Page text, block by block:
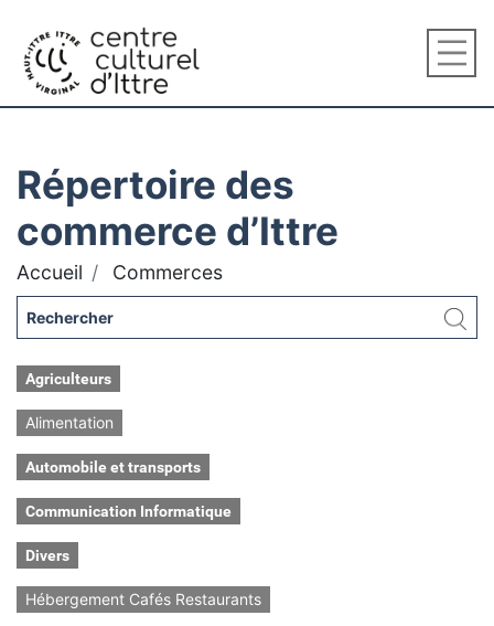
Répertoire des
commerce d’Ittre
Accueil Commerces
Agriculteurs
Alimentation
Automobile et transports
Communication Informatique
Divers
Hébergement Cafés Restaurants